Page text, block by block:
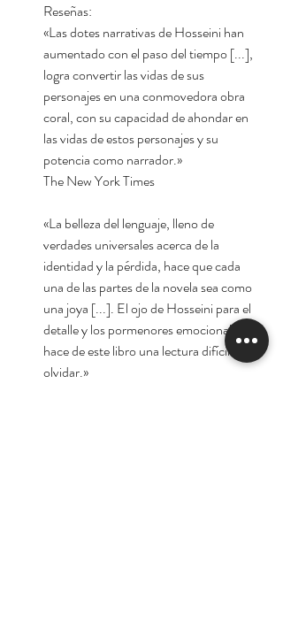
Reseñas:
«Las dotes narrativas de Hosseini han
aumentado con el paso del tiempo [...],
logra convertir las vidas de sus
personajes en una conmovedora obra
coral, con su capacidad de ahondar en
las vidas de estos personajes y su
potencia como narrador.»
The New York Times
«La belleza del lenguaje, lleno de
verdades universales acerca de la
identidad y la pérdida, hace que cada
una de las partes de la novela sea como
una joya [...]. El ojo de Hosseini para el
detalle y los pormenores emocionales
hace de este libro una lectura difícil de
olvidar.»